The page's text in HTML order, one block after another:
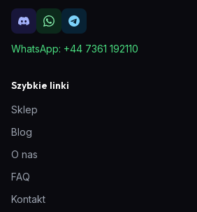
WhatsApp: +44 7361 192110
Szybkie linki
Sklep
Blog
O nas
FAQ
Kontakt